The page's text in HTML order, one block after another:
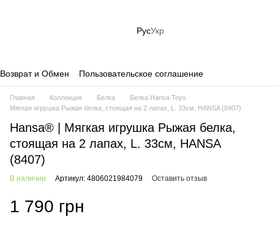
РусУкр
Возврат и Обмен Пользовательское соглашение
Главная Коллекция Белка
Белка Hansa Toys
Мягкая игрушка Рыжая белка, стоящая на 2 лапах, L. 33см, HANSA (8407)
Hansa® | Мягкая игрушка Рыжая белка,
стоящая на 2 лапах, L. 33см, HANSA
(8407)
В наличии Артикул: 4806021984079 Оставить отзыв
1 790 грн